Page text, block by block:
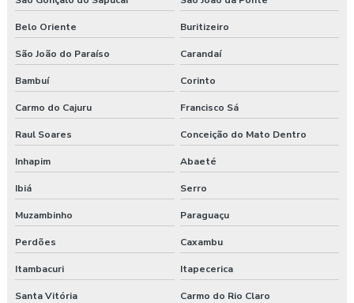
Serviços de consultoria em segurança do trabalho
Treinamento de epi nr 6
Treinamento de ergonomia
Treinamento ergonomia levantamento de peso
Treinamento de integração nr 31
Treinamento nr 31
Treinamento nr 5
Treinamento online nr 10 Segurança Eletricidade
Belo Oriente Buritizeiro
São João do Paraíso Carandaí
Bambuí Corinto
Carmo do Cajuru Francisco Sá
Raul Soares Conceição do Mato Dentro
Inhapim Abaeté
Ibiá Serro
Muzambinho Paraguaçu
Perdões Caxambu
Itambacuri Itapecerica
Santa Vitória Carmo do Rio Claro